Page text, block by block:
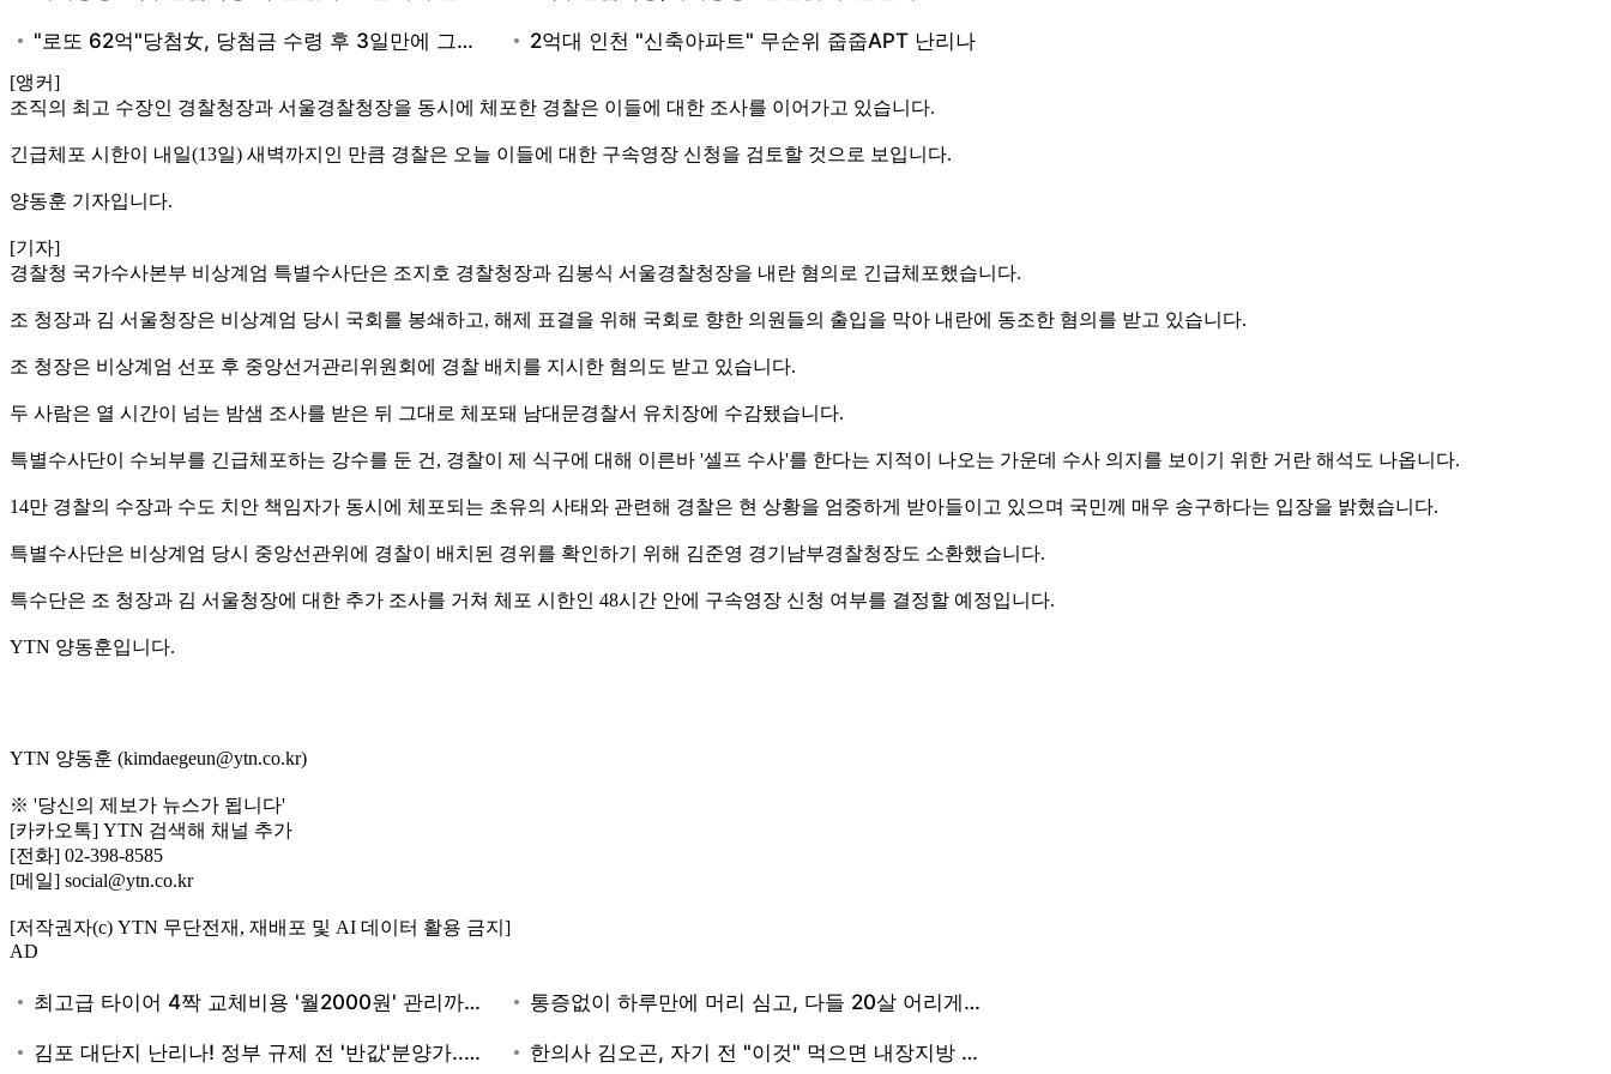
[앵커]
조직의 최고 수장인 경찰청장과 서울경찰청장을 동시에 체포한 경찰은 이들에 대한 조사를 이어가고 있습니다.
긴급체포 시한이 내일(13일) 새벽까지인 만큼 경찰은 오늘 이들에 대한 구속영장 신청을 검토할 것으로 보입니다.
양동훈 기자입니다.
[기자]
경찰청 국가수사본부 비상계엄 특별수사단은 조지호 경찰청장과 김봉식 서울경찰청장을 내란 혐의로 긴급체포했습니다.
조 청장과 김 서울청장은 비상계엄 당시 국회를 봉쇄하고, 해제 표결을 위해 국회로 향한 의원들의 출입을 막아 내란에 동조한 혐의를 받고 있습니다.
조 청장은 비상계엄 선포 후 중앙선거관리위원회에 경찰 배치를 지시한 혐의도 받고 있습니다.
두 사람은 열 시간이 넘는 밤샘 조사를 받은 뒤 그대로 체포돼 남대문경찰서 유치장에 수감됐습니다.
특별수사단이 수뇌부를 긴급체포하는 강수를 둔 건, 경찰이 제 식구에 대해 이른바 '셀프 수사'를 한다는 지적이 나오는 가운데 수사 의지를 보이기 위한 거란 해석도 나옵니다.
14만 경찰의 수장과 수도 치안 책임자가 동시에 체포되는 초유의 사태와 관련해 경찰은 현 상황을 엄중하게 받아들이고 있으며 국민께 매우 송구하다는 입장을 밝혔습니다.
특별수사단은 비상계엄 당시 중앙선관위에 경찰이 배치된 경위를 확인하기 위해 김준영 경기남부경찰청장도 소환했습니다.
특수단은 조 청장과 김 서울청장에 대한 추가 조사를 거쳐 체포 시한인 48시간 안에 구속영장 신청 여부를 결정할 예정입니다.
YTN 양동훈입니다.
YTN 양동훈 (kimdaegeun@ytn.co.kr)
※ '당신의 제보가 뉴스가 됩니다'
[카카오톡] YTN 검색해 채널 추가
[전화] 02-398-8585
[메일] social@ytn.co.kr
[저작권자(c) YTN 무단전재, 재배포 및 AI 데이터 활용 금지]
AD